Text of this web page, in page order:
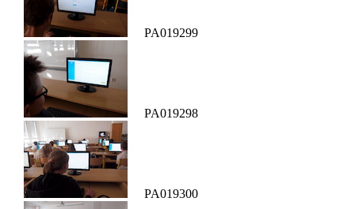
PA019299
PA019298
PA019300